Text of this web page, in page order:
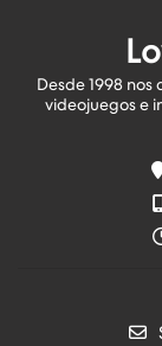
Desde 1998 nos
videojuegos e